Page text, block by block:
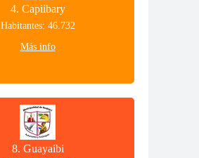
4. Capiibary
Habitantes: 46.732
Más info
8. Guayaibi